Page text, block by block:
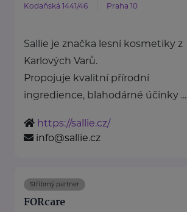
Kodaňská 1441/46 Praha 10
Sallie je značka lesní kosmetiky z
Karlových Varů.
Propojuje kvalitní přírodní
ingredience, blahodárné účinky ...
https://sallie.cz/
info@sallie.cz
Stříbrný partner
FORcare